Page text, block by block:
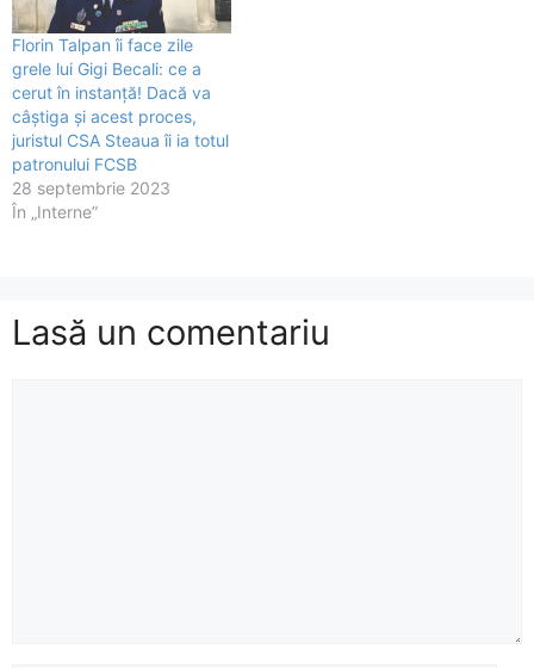
Florin Talpan îi face zile
grele lui Gigi Becali: ce a
cerut în instanță! Dacă va
câștiga și acest proces,
juristul CSA Steaua îi ia totul
patronului FCSB
28 septembrie 2023
În „Interne”
Lasă un comentariu